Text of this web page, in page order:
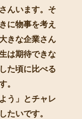
んいます。そ
に物事を考え
きな企業さん
は期待できな
た頃に比べる
。
う」とチャレ
たいです。